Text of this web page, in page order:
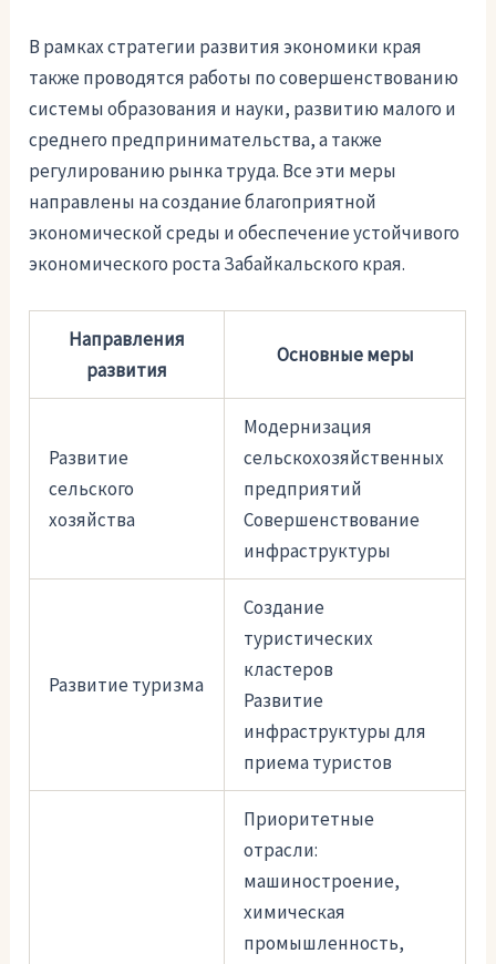
В рамках стратегии развития экономики края
также проводятся работы по совершенствованию
системы образования и науки, развитию малого и
среднего предпринимательства, а также
регулированию рынка труда. Все эти меры
направлены на создание благоприятной
экономической среды и обеспечение устойчивого
экономического роста Забайкальского края.
Направления
развития
Основные меры
Развитие
сельского
хозяйства
Модернизация
сельскохозяйственных
предприятий
Совершенствование
инфраструктуры
Развитие туризма
Создание
туристических
кластеров
Развитие
инфраструктуры для
приема туристов
Приоритетные
отрасли:
машиностроение,
химическая
промышленность,